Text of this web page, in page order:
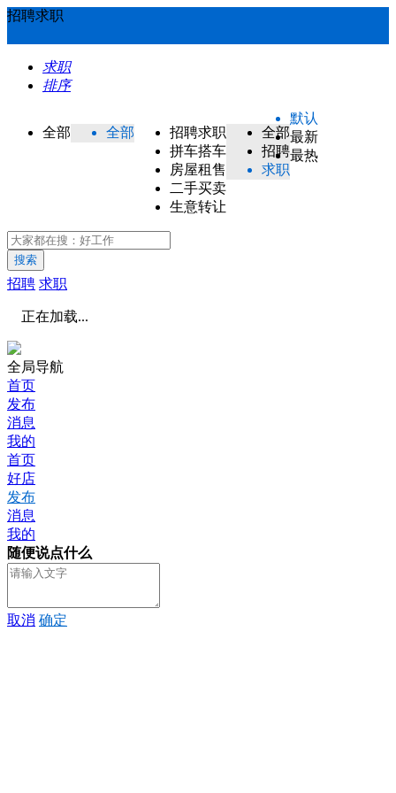
招聘求职
求职
排序
全部 全部
招聘求职
拼车搭车
房屋租售
二手买卖
生意转让
全部
招聘
求职
默认
最新
最热
搜索
招聘 求职
正在加载...
全局导航
首页
发布
消息
我的
首页
好店
发布
消息
我的
随便说点什么
取消 确定